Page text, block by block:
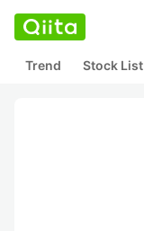
Trend Stock List